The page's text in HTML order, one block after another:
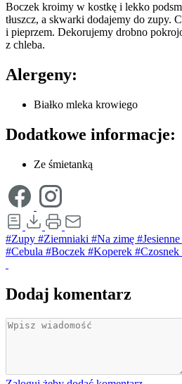
Boczek kroimy w kostkę i lekko
tłuszcz, a skwarki dodajemy do zupy.
i pieprzem. Dekorujemy drobno
z chleba.
Alergeny:
Białko mleka krowiego
Dodatkowe informacje:
Ze śmietanką
#Zupy #Ziemniaki #Na zimę #Jesienne
#Cebula #Boczek #Koperek #Czosnek
Dodaj komentarz